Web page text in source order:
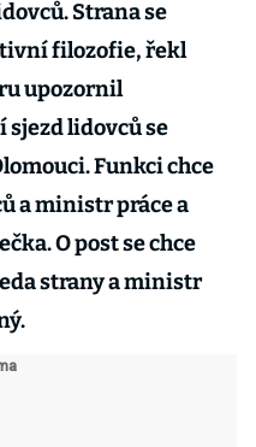
Strana se
filozofie, řekl
upozornil
sjezd lidovců se
Funkci chce
a ministr práce a
O post se chce
strany a ministr